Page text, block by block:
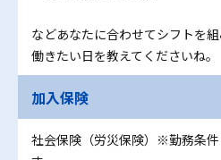
などあなたに合わせてシフトを組
働きたい日を教えてくださいね。
加入保険
社会保険（労災保険）※勤務条